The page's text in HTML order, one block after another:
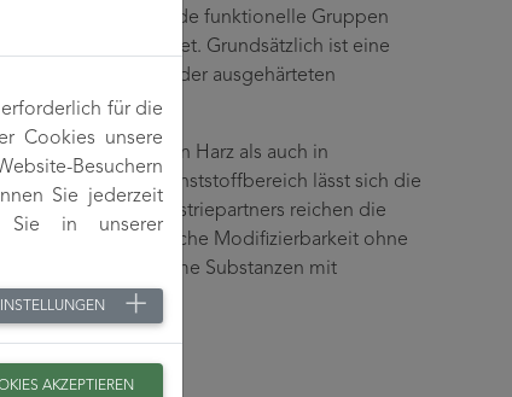
über entsprechende funktionelle Gruppen
betrachtet. Grundsätzlich ist eine
Die Eigenschaften der ausgehärteten
Farbstoff sowohl in Harz als auch in
aus dem Kunststoffbereich lässt sich die
Harzen des Industriepartners reichen die
die grundsätzliche Modifizierbarkeit ohne
wenige photochrome Substanzen mit
für die
Cookies unsere
Besuchern
Sie jederzeit
Sie in unserer
AKZEPTIEREN